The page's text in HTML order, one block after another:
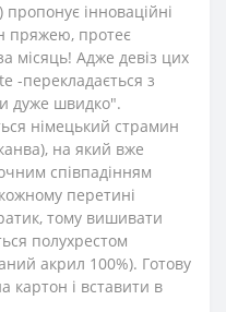
інноваційні
пряжею, протеє
місяць! Адже девіз цих
-перекладається з
дуже швидко".
німецький страмин
на який вже
співпадінням
перетині
тому вишивати
полухрестом
акрил 100%). Готову
картон і вставити в